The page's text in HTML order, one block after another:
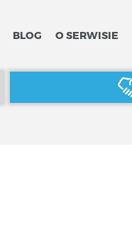
BLOG O SERWISIE